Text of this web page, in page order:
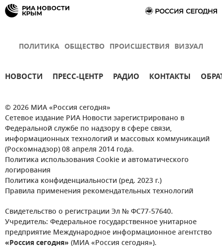
ПОЛИТИКА ОБЩЕСТВО ПРОИСШЕСТВИЯ ВИЗУАЛ
НОВОСТИ ПРЕСС-ЦЕНТР РАДИО КОНТАКТЫ
© 2026 МИА «Россия сегодня»
Сетевое издание РИА Новости зарегистрировано в
Федеральной службе по надзору в сфере связи,
информационных технологий и массовых коммуникаций
(Роскомнадзор) 08 апреля 2014 года.
Политика использования Cookie и автоматического
логирования
Политика конфиденциальности (ред. 2023 г.)
Правила применения рекомендательных технологий
Свидетельство о регистрации Эл № ФС77-57640.
Учредитель: Федеральное государственное унитарное
предприятие Международное информационное агентство
«Россия сегодня» (МИА «Россия сегодня»).